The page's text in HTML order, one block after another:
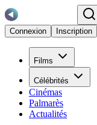
Connexion
Inscription
Films
Célébrités
Cinémas
Palmarès
Actualités